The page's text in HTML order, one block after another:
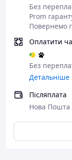
Без
Prom
Повернемо
Оплатити
Без
Детальніше
Післяплата
Нова Пошта